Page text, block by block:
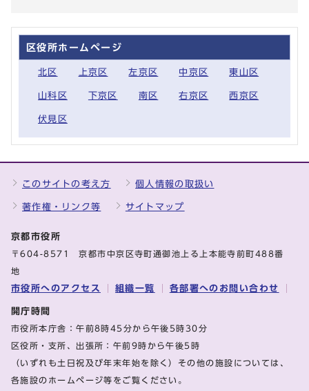
区役所ホームページ
北区 上京区 左京区 中京区 東山区
山科区 下京区 南区 右京区 西京区
伏見区
このサイトの考え方 個人情報の取扱い
著作権・リンク等 サイトマップ
京都市役所
〒604-8571 京都市中京区寺町通御池上る上本能寺前町488番
地
市役所へのアクセス 組織一覧 各部署へのお問い合わせ
開庁時間
市役所本庁舎：午前8時45分から午後5時30分
区役所・支所、出張所：午前9時から午後5時
（いずれも土日祝及び年末年始を除く）その他の施設については、
各施設のホームページ等をご覧ください。